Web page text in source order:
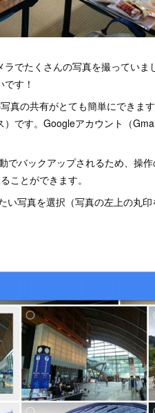
でたくさんの写真を撮ってい
す！
真の共有がとても簡単にできま
です。Googleアカウント（
でバックアップされるため、操
ことができます。
い写真を選択（写真の左上の丸